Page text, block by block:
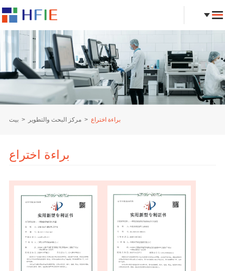
بيت مركز البحث والتطوير براءة اختراع
براءة اختراع